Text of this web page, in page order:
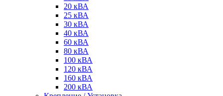
20 кВА
25 кВА
30 кВА
40 кВА
60 кВА
80 кВА
100 кВА
120 кВА
160 кВА
200 кВА